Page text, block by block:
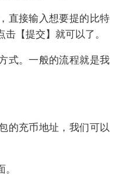
直接输入想要提的比特
【提交】就可以了。
式。一般的流程就是我
的充币地址，我们可以